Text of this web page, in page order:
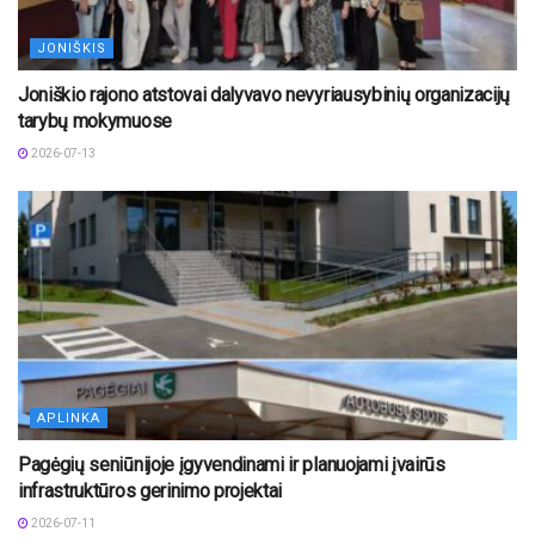
JONIŠKIS
Joniškio rajono atstovai dalyvavo nevyriausybinių organizacijų
tarybų mokymuose
2026-07-13
APLINKA
Pagėgių seniūnijoje įgyvendinami ir planuojami įvairūs
infrastruktūros gerinimo projektai
2026-07-11